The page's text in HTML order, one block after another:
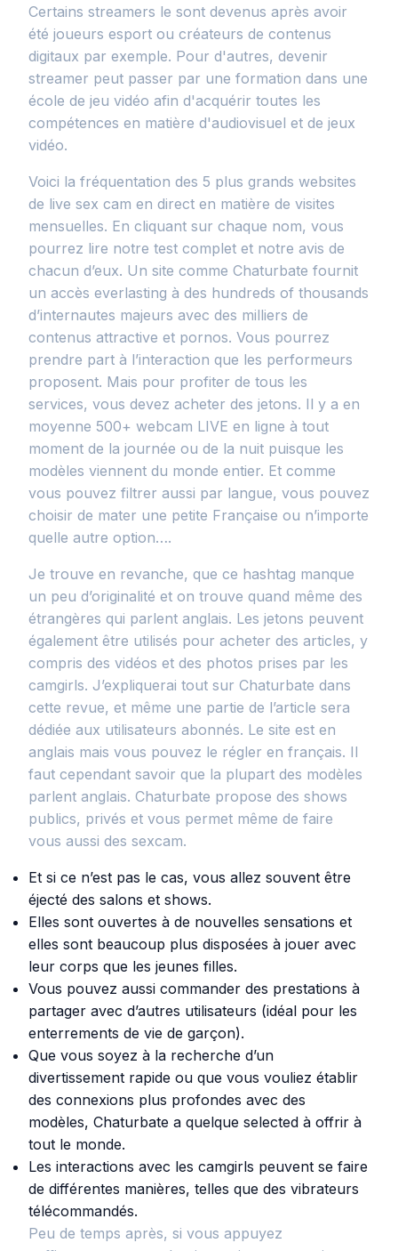
Certains streamers le sont devenus après avoir
été joueurs esport ou créateurs de contenus
digitaux par exemple. Pour d'autres, devenir
streamer peut passer par une formation dans une
école de jeu vidéo afin d'acquérir toutes les
compétences en matière d'audiovisuel et de jeux
vidéo.
Voici la fréquentation des 5 plus grands websites
de live sex cam en direct en matière de visites
mensuelles. En cliquant sur chaque nom, vous
pourrez lire notre test complet et notre avis de
chacun d’eux. Un site comme Chaturbate fournit
un accès everlasting à des hundreds of thousands
d’internautes majeurs avec des milliers de
contenus attractive et pornos. Vous pourrez
prendre part à l’interaction que les performeurs
proposent. Mais pour profiter de tous les
services, vous devez acheter des jetons. Il y a en
moyenne 500+ webcam LIVE en ligne à tout
moment de la journée ou de la nuit puisque les
modèles viennent du monde entier. Et comme
vous pouvez filtrer aussi par langue, vous pouvez
choisir de mater une petite Française ou n’importe
quelle autre option….
Je trouve en revanche, que ce hashtag manque
un peu d’originalité et on trouve quand même des
étrangères qui parlent anglais. Les jetons peuvent
également être utilisés pour acheter des articles, y
compris des vidéos et des photos prises par les
camgirls. J’expliquerai tout sur Chaturbate dans
cette revue, et même une partie de l’article sera
dédiée aux utilisateurs abonnés. Le site est en
anglais mais vous pouvez le régler en français. Il
faut cependant savoir que la plupart des modèles
parlent anglais. Chaturbate propose des shows
publics, privés et vous permet même de faire
vous aussi des sexcam.
Et si ce n’est pas le cas, vous allez souvent être
éjecté des salons et shows.
Elles sont ouvertes à de nouvelles sensations et
elles sont beaucoup plus disposées à jouer avec
leur corps que les jeunes filles.
Vous pouvez aussi commander des prestations à
partager avec d’autres utilisateurs (idéal pour les
enterrements de vie de garçon).
Que vous soyez à la recherche d’un
divertissement rapide ou que vous vouliez établir
des connexions plus profondes avec des
modèles, Chaturbate a quelque selected à offrir à
tout le monde.
Les interactions avec les camgirls peuvent se faire
de différentes manières, telles que des vibrateurs
télécommandés.
Peu de temps après, si vous appuyez